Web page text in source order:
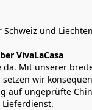
und
VivaLaCasa
Mit unserer
wir
ungeprüfte
Lieferdienst.